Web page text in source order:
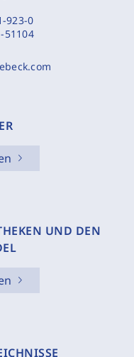
923-0
51104
UND DEN